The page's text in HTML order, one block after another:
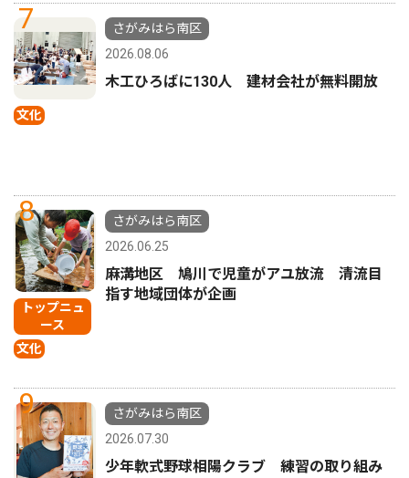
7
文化
さがみはら南区
2026.08.06
木工ひろばに130人 建材会社が無料開放
8
トップニュ
ース
文化
さがみはら南区
2026.06.25
麻溝地区 鳩川で児童がアユ放流 清流目
指す地域団体が企画
9
さがみはら南区
2026.07.30
少年軟式野球相陽クラブ 練習の取り組み